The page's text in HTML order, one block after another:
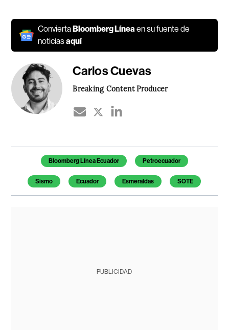
ConviertaBloomberg Líneaen su fuente de
noticiasaquí
Carlos Cuevas
Breaking Content Producer
Temas de este artículo
Bloomberg Línea Ecuador Petroecuador
Sismo Ecuador Esmeraldas SOTE
PUBLICIDAD